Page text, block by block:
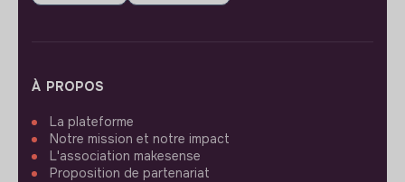
À PROPOS
La plateforme
Notre mission et notre impact
L'association makesense
Proposition de partenariat